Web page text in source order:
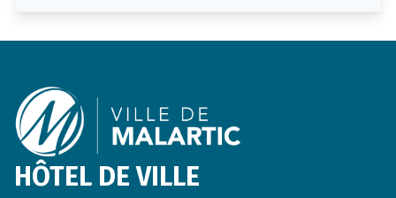
HÔTEL DE VILLE